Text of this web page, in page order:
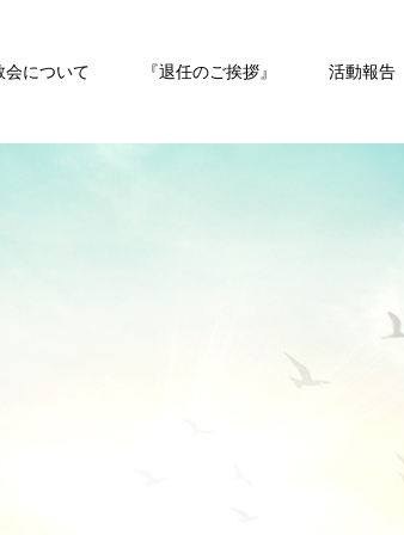
会について 『退任のご挨拶』 活動報告